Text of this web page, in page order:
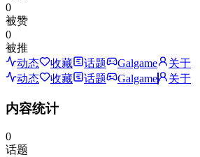
0
被赞
0
被推
动态
收藏 话题 Galgame
关于
动态
收藏 话题 Galgame 关于
内容统计
0
话题